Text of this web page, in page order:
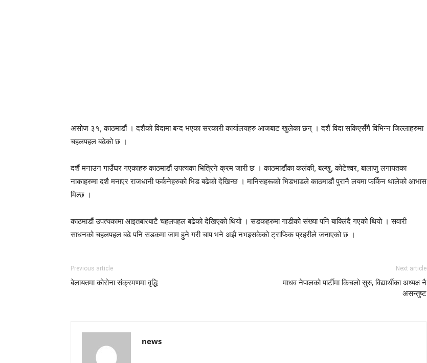
असोज ३१, काठमाडौं । दशैंको विदामा बन्द भएका सरकारी कार्यालयहरु आजबाट खुलेका छन् । दशैं विदा सकिएसँगै विभिन्न जिल्लाहरुमा
चहलपहल बढेको छ ।
दशैं मनाउन गाउँघर गएकाहरु काठमाडौं उपत्यका भित्रिने क्रम जारी छ । काठमाडौंका कलंकी, बल्खु, कोटेश्वर, बालाजु लगायतका
नाकाहरुमा दशै मनाएर राजधानी फर्कनेहरुको भिड बढेको देखिन्छ । मानिसहरूको भिडभाडले काठमाडौं पुरानै लयमा फर्किन थालेको आभास
मिल्छ ।
काठमाडौं उपत्यकामा आइतबारबाटै चहलपहल बढेको देखिएको थियो । सडकहरुमा गाडीको संख्या पनि बाक्लिंदै गएको थियो । सवारी
साधनको चहलपहल बढे पनि सडकमा जाम हुने गरी चाप भने अझै नभइसकेको ट्राफिक प्रहरीले जनाएको छ ।
Previous article
बेलायतमा कोरोना संक्रमणमा वृद्धि
Next article
माधव नेपालको पार्टीमा किचलो सुरु, विद्यार्थीका अध्यक्ष नै
असन्तुष्ट
news